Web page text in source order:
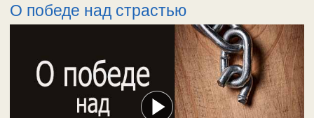
О победе над страстью